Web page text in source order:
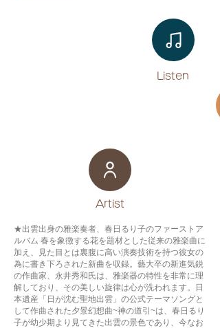
Listen​
​Artist
★出雲出身の雅楽奏者、春日るり子のファーストア
ルバム 春を象徴する花を題材とした従来の雅楽曲に
加え、見た目とは裏腹に高い演奏技術を持つ彼女の
為に書き下ろされた新曲を収録。藝大卒の新進気鋭
の作曲家、永井秀和氏は、雅楽器の特性を非常に理
解しており、その美しい旋律は心が洗われます。日
本遺産「日が沈む聖地出雲」の公式テーマソングと
して作曲された夕景幻想曲~神の道引~は、春日るり
子が幼少期より見てきた出雲の景色であり、今なお